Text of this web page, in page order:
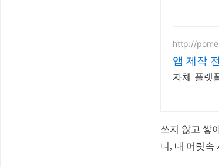
http://
앱 제작
자체 플랫
쓰지 않고 쌓
니, 내 머릿속